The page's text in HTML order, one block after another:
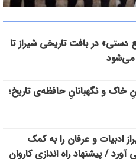
شد/ هم‌افزایی ورزش، فرهنگ و
در بافت تاریخی شیراز تا
می‌شود
خاک و نگهبانانِ حافظه‌ی تاریخ؛
ادبیات و عرفان را به کمک
/ پیشنهاد راه اندازی کاروان